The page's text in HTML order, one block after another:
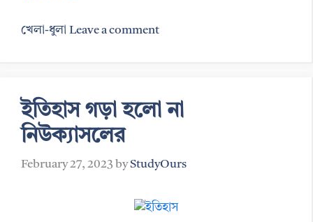
Categories
খেলা-ধুলা Leave a comment
ইতিহাস গড়া হলো না
নিউক্যাসলের
February 27, 2023 byStudyOurs